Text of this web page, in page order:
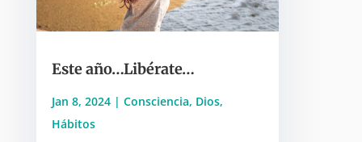
Este año…Libérate…
Jan 8, 2024| Consciencia, Dios,
Hábitos